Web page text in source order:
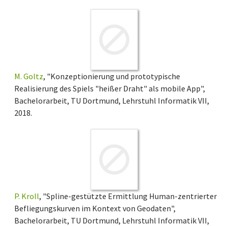
M. Goltz, "Konzeptionierung und prototypische
Realisierung des Spiels "heißer Draht" als mobile App",
Bachelorarbeit, TU Dortmund, Lehrstuhl Informatik VII,
2018.
P. Kroll, "Spline-gestützte Ermittlung Human-zentrierter
Befliegungskurven im Kontext von Geodaten",
Bachelorarbeit, TU Dortmund, Lehrstuhl Informatik VII,